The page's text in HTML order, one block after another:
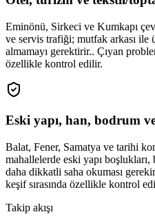
Eminönü, Sirkeci ve Kumkapı
ve servis trafiği; mutfak arkası ile
almamayı gerektirir.. Çıyan
özellikle kontrol edilir.
Eski yapı, han, bodrum
Balat, Fener, Samatya ve tarihi
mahallelerde eski yapı boşlukları,
daha dikkatli saha okuması
keşif sırasında özellikle kontrol
Takip akışı